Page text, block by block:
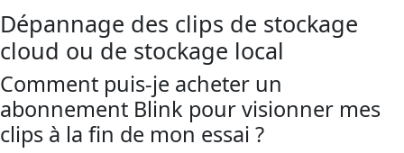
Dépannage des clips de stockage
cloud ou de stockage local
Comment puis-je acheter un
abonnement Blink pour visionner mes
clips à la fin de mon essai ?